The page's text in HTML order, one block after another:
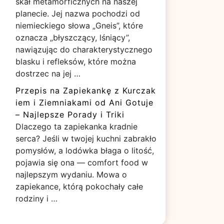
planecie. Jej nazwa pochodzi od
niemieckiego słowa „Gneis”, które
oznacza „błyszczący, lśniący”,
nawiązując do charakterystycznego
blasku i refleksów, które można
dostrzec na jej …
Przepis na Zapiekankę z Kurczak
iem i Ziemniakami od Ani Gotuje
– Najlepsze Porady i Triki
Dlaczego ta zapiekanka kradnie
serca? Jeśli w twojej kuchni zabrakło
pomysłów, a lodówka błaga o litość,
pojawia się ona — comfort food w
najlepszym wydaniu. Mowa o
zapiekance, którą pokochały całe
rodziny i …